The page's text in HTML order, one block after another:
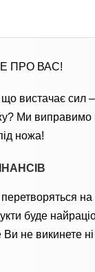
ПРО ВАС!
вистачає сил
Ми виправимо
ножа!
буде
не викинете ні